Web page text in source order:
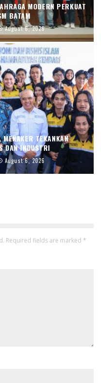
MODERN PERKUAT
BATAM
August 6, 2026
MENAKER TEKANKAN
DAN INDUSTRI
August 6, 2026
Required fields are marked *